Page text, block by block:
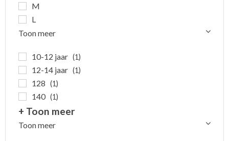
M
L
Toon meer
10-12 jaar (1)
12-14 jaar (1)
128 (1)
140 (1)
+ Toon meer
Toon meer